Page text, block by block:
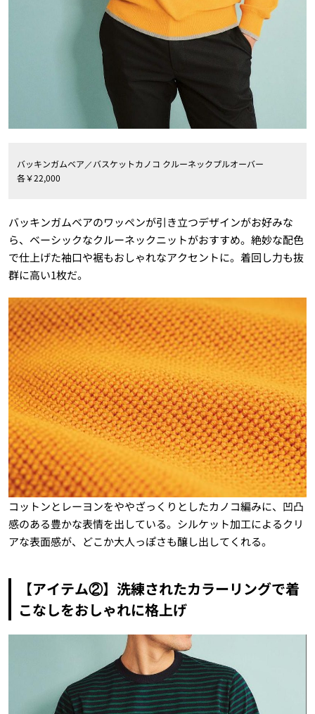
バッキンガムベア／バスケットカノコ クルーネックプルオーバー
各￥22,000
バッキンガムベアのワッペンが引き立つデザインがお好みな
ら、ベーシックなクルーネックニットがおすすめ。絶妙な配色
で仕上げた袖口や裾もおしゃれなアクセントに。着回し力も抜
群に高い1枚だ。
コットンとレーヨンをややざっくりとしたカノコ編みに、凹凸
感のある豊かな表情を出している。シルケット加工によるクリ
アな表面感が、どこか大人っぽさも醸し出してくれる。
【アイテム②】洗練されたカラーリングで着
こなしをおしゃれに格上げ